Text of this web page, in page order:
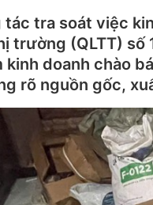
tác tra soát việc
trường (QLTT) số
kinh doanh chào
rõ nguồn gốc,